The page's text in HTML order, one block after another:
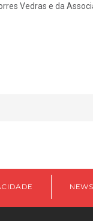
Vedras e da